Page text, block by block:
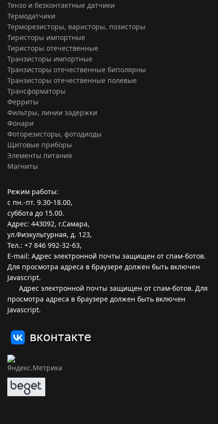
Тензо и безконтактные датчики
Термодатчики
Терморезисторы, варисторы, позисторы
Тиристоры импортные
Тиристоры отечественные
Транзисторы импортные
Транзисторы отечественные биполярны
Транзисторы отечественные полевые
Трансформаторы
Ферриты
Фильтры, линии задержки
Фонари
Фоторезисторы, фотодиоды
Щитовые приборы
Элементы питания
Магниты
Режим работы:
с пн.-пт. 9.30-18.00,
суббота до 15.00.
Адрес: 443092, г.Самара,
ул.Физкультурная, д. 123,
Тел.: +7 846 992-32-63,
E-mail: Адрес электронной почты защищен от спам-ботов.
Для просмотра адреса в браузере должен быть включен
Javascript.
Адрес электронной почты защищен от спам-ботов. Для
просмотра адреса в браузере должен быть включен
Javascript.